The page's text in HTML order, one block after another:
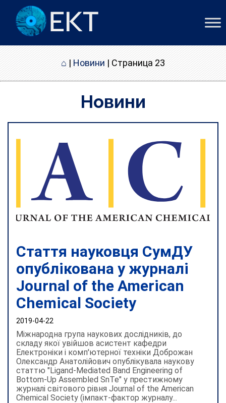
⌂ | Новини | Страница 23
Новини
Стаття науковця СумДУ
опублікована у журналі
Journal of the American
Chemical Society
2019-04-22
Міжнародна група наукових дослідників, до
складу якої увійшов асистент кафедри
Електроніки і комп'ютерної техніки Доброжан
Олександр Анатолійович опублікувала наукову
статтю "Ligand-Mediated Band Engineering of
Bottom-Up Assembled SnTe" у престижному
журналі світового рівня Journal of the American
Chemical Society (імпакт-фактор журналу...